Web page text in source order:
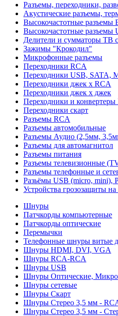
Разъемы, переходники,
Акустические разъемы,
Высокочастотные разъемы
Высокочастотные
Делители и сумматоры ТВ
Зажимы "Крокодил"
Микрофонные разъемы
Переходники RCA
Переходники USB, SATA,
Переходники джек х RCA
Переходники джек х джек
Переходники и
Переходники скарт
Разъемы RCA
Разъемы автомобильные
Разъемы Аудио (2,5мм,
Разъемы для автомагнитол
Разъемы питания
Разъемы телевизионные
Разъемы телефонные и
Разьёмы USB (micro, mini),
Устройства грозозащиты
Шнуры
Патчкорды компьютерные
Патчкорды оптические
Перемычки
Телефонные шнуры витые
Шнуры HDMI, DVI, VGA
Шнуры RCA-RCA
Шнуры USB
Шнуры Оптические,
Шнуры сетевые
Шнуры Скарт
Шнуры Стерео 3,5 мм -
Шнуры Стерео 3,5 мм -